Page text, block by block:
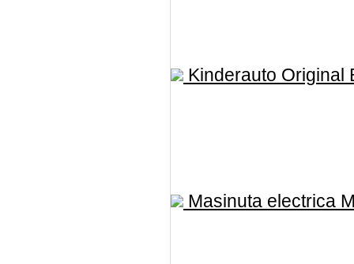
Kinderauto Original
Masinuta electrica